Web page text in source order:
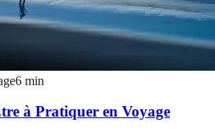
6 min
à Pratiquer en Voyage